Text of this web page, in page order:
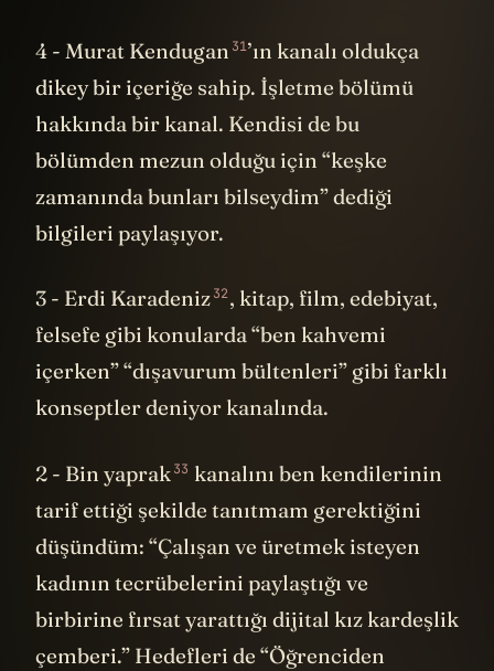
4 - Murat Kendugan 31’ın kanalı oldukça
dikey bir içeriğe sahip. İşletme bölümü
hakkında bir kanal. Kendisi de bu
bölümden mezun olduğu için “keşke
zamanında bunları bilseydim” dediği
bilgileri paylaşıyor.
3 - Erdi Karadeniz32, kitap, film, edebiyat,
felsefe gibi konularda “ben kahvemi
içerken” “dışavurum bültenleri” gibi farklı
konseptler deniyor kanalında.
2 - Bin yaprak33 kanalını ben kendilerinin
tarif ettiği şekilde tanıtmam gerektiğini
düşündüm: “Çalışan ve üretmek isteyen
kadının tecrübelerini paylaştığı ve
birbirine fırsat yarattığı dijital kız kardeşlik
çemberi.” Hedefleri de “Öğrenciden